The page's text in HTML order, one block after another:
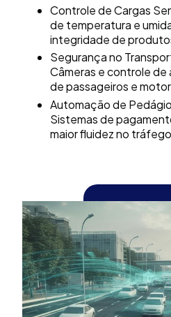
Controle de Cargas
de temperatura e
integridade de
Segurança no
Câmeras e controle
de passageiros e
Automação de
Sistemas de
maior fluidez no